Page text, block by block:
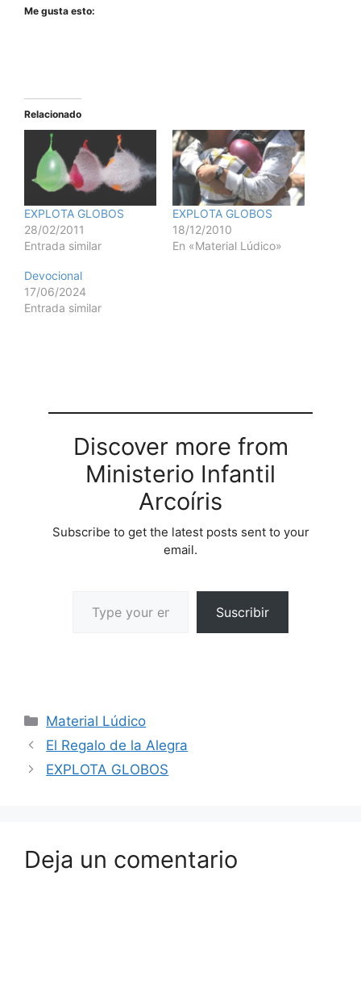
Me gusta esto:
Relacionado
EXPLOTA GLOBOS
28/02/2011
Entrada similar
EXPLOTA GLOBOS
18/12/2010
En «Material Lúdico»
Devocional
17/06/2024
Entrada similar
Discover more from
Ministerio Infantil
Arcoíris
Subscribe to get the latest posts sent to your
email.
Suscribir
Material Lúdico
El Regalo de la Alegra
EXPLOTA GLOBOS
Deja un comentario